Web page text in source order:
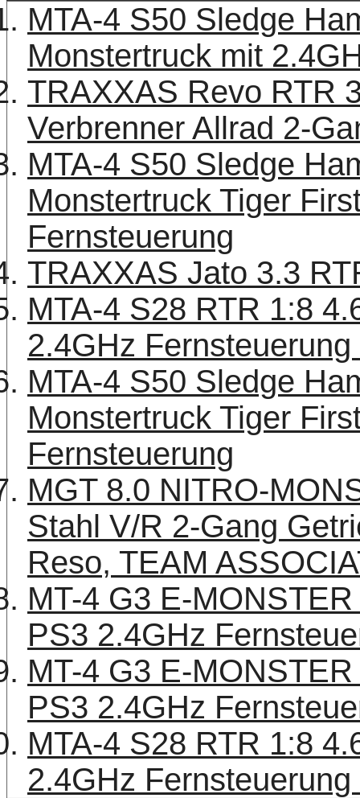
MTA-4 S50 Sledge
Monstertruck mit
TRAXXAS Revo RTR
Verbrenner Allrad 2-
MTA-4 S50 Sledge
Monstertruck Tiger
Fernsteuerung
TRAXXAS Jato 3.3
MTA-4 S28 RTR 1:8
2.4GHz
MTA-4 S50 Sledge
Monstertruck Tiger
Fernsteuerung
MGT 8.0 NITRO-
Stahl V/R 2-Gang
Reso, TEAM
MT-4 G3 E-
PS3 2.4GHz
MT-4 G3 E-
PS3 2.4GHz
MTA-4 S28 RTR 1:8
2.4GHz